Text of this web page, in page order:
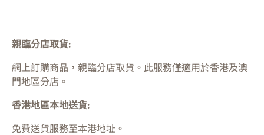
親臨分店取貨:
網上訂購商品，親臨分店取貨。此服務僅適用於香港及澳
門地區分店。
香港地區本地送貨:
免費送貨服務至本港地址。